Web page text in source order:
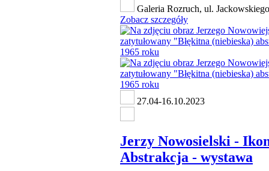
Galeria Rozruch, ul.
Zobacz szczegóły
27.04-16.10.2023
Jerzy Nowosielski -
Abstrakcja - wystawa